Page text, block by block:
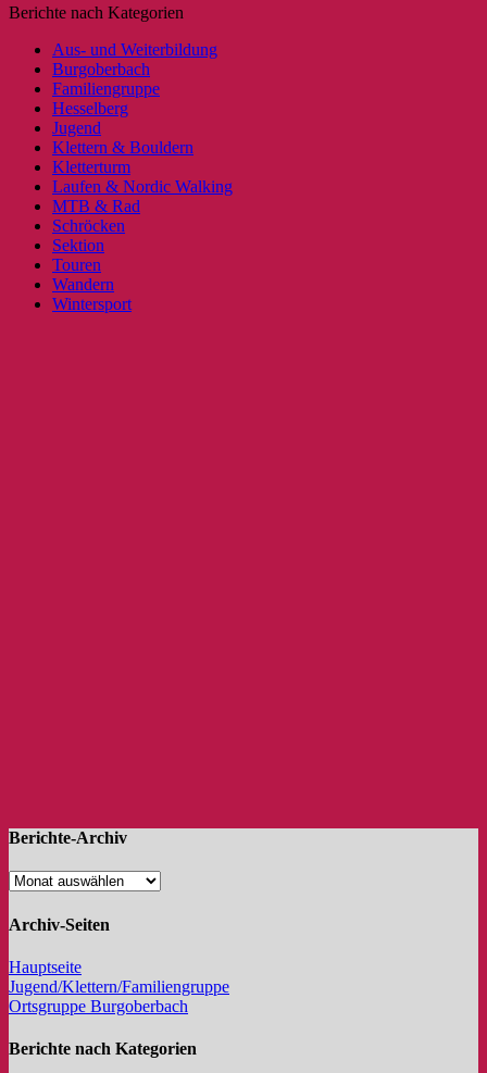
Berichte nach Kategorien
Aus- und Weiterbildung
Burgoberbach
Familiengruppe
Hesselberg
Jugend
Klettern & Bouldern
Kletterturm
Laufen & Nordic Walking
MTB & Rad
Schröcken
Sektion
Touren
Wandern
Wintersport
Berichte-Archiv
Archiv-Seiten
Hauptseite
Jugend/Klettern/Familiengruppe
Ortsgruppe Burgoberbach
Berichte nach Kategorien